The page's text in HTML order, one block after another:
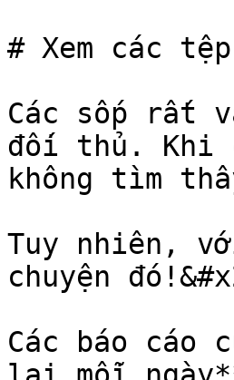
# Xem các
Các sốp rất
đối thủ. Khi
không tìm
Tuy nhiên,
chuyện
Các báo cáo